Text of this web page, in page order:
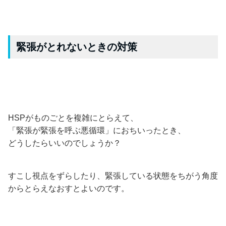
緊張がとれないときの対策
HSPがものごとを複雑にとらえて、
「緊張が緊張を呼ぶ悪循環」におちいったとき、
どうしたらいいのでしょうか？
すこし視点をずらしたり、緊張している状態をちがう角度
からとらえなおすとよいのです。